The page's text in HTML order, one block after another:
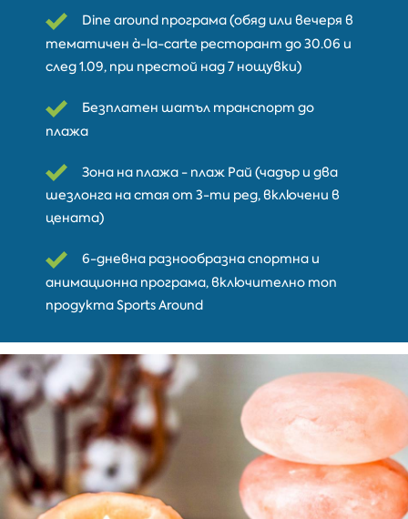
Dine around програма (обяд или вечеря в
тематичен à-la-carte ресторант до 30.06 и
след 1.09, при престой над 7 нощувки)
Безплатен шатъл транспорт до
плажа
Зона на плажа - плаж Рай (чадър и два
шезлонга на стая от 3-ти ред, включени в
цената)
6-дневна разнообразна спортна и
анимационна програма, включително топ
продуктa Sports Around